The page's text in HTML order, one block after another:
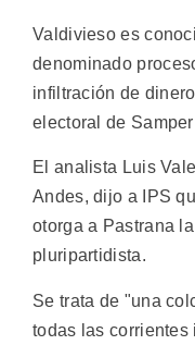
Valdivieso es
denominado
infiltración de
electoral de
El analista Luis
Andes, dijo a IPS
otorga a Pastrana
pluripartidista.
Se trata de "una
todas las